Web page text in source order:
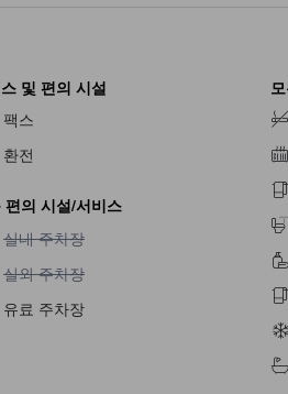
및 편의 시설
팩스
환전
편의 시설/서비스
실내 주차장 이용 불가
실내 주차장
실외 주차장 이용 불가
실외 주차장
유료 주차장